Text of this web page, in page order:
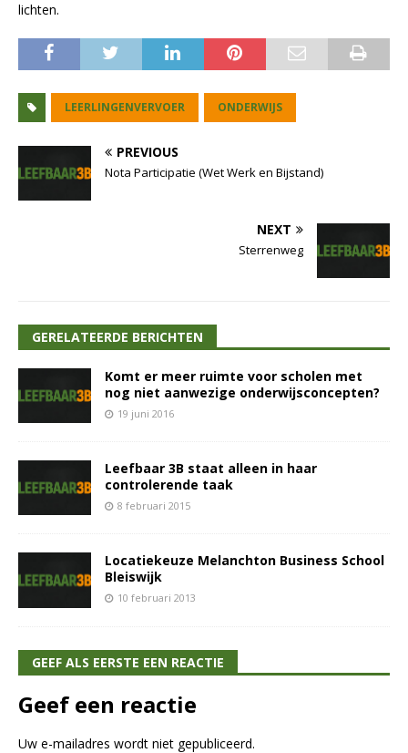
lichten.
LEERLINGENVERVOER ONDERWIJS
PREVIOUS
Nota Participatie (Wet Werk en Bijstand)
NEXT
Sterrenweg
GERELATEERDE BERICHTEN
Komt er meer ruimte voor scholen met
nog niet aanwezige onderwijsconcepten?
19 juni 2016
Leefbaar 3B staat alleen in haar
controlerende taak
8 februari 2015
Locatiekeuze Melanchton Business School
Bleiswijk
10 februari 2013
GEEF ALS EERSTE EEN REACTIE
Geef een reactie
Uw e-mailadres wordt niet gepubliceerd.